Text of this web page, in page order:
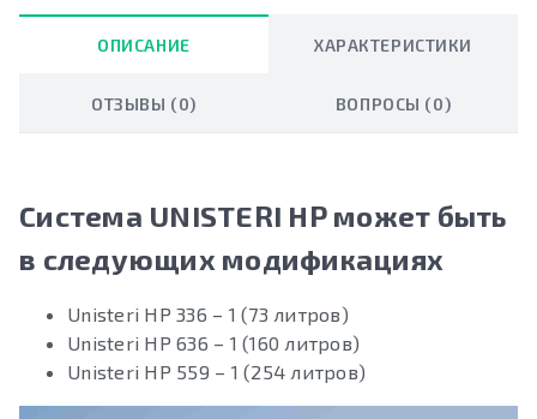
ОПИСАНИЕ ХАРАКТЕРИСТИКИ
ОТЗЫВЫ (0) ВОПРОСЫ (0)
Система UNISTERI HP может быть
в следующих модификациях
Unisteri HP 336 – 1 (73 литров)
Unisteri HP 636 – 1 (160 литров)
Unisteri HP 559 – 1 (254 литров)